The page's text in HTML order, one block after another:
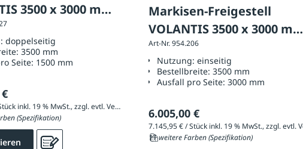
3500 x 3000 mm,
doppelseitig
doppelseitig
3500 mm
Seite: 1500 mm
9.258,20 € / Stück inkl. 19 % MwSt., zzgl. evtl. Versandkosten
(Spezifikation)
Markisen-Freigestell
VOLANTIS 3500 x 3000 mm,
Ausführung: einseitig
Art-Nr. 954.206
Nutzung:einseitig
Bestellbreite:3500 mm
Ausfall pro Seite:3000 mm
6.005,00 €
11 weitere Farben (Spezifikation)